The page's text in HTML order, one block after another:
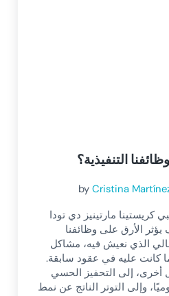
التنفيذية؟
by Cristina
كريستينا مارتينيز دي تودا
الأرق على وظائفنا
الذي نعيش فيه، مشاكل
كانت عليه في عقود سابقة.
أخرى، إلى التحفيز الحسي
وإلى التوتر الناتج عن نمط